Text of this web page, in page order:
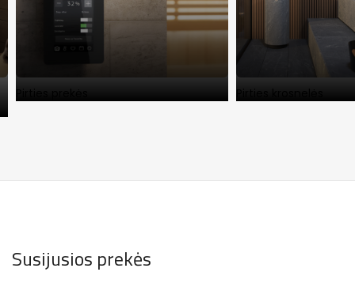
Pirties prekės Pirties krosnelės
Susijusios prekės